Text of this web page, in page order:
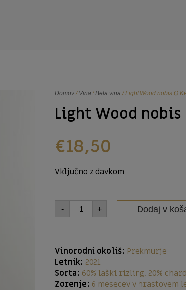
Domov/ Vina /Bela vina / Light Wood nobis Q
Light Wood nobis
€18,50
Vključno z davkom
- + Dodaj v
Vinorodni okoliš: Prekmurje
Letnik: 2021
Sorta: 60% laški rizling, 20%
Zorenje: 6 mesecev v hrastovem